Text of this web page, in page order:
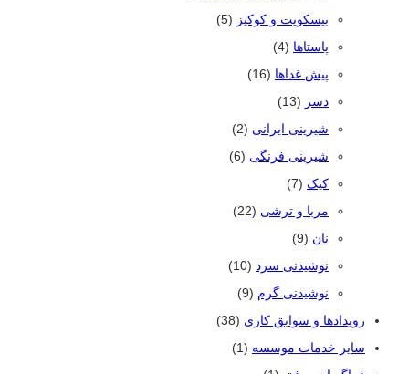
بیسکویت و کوکیز (5)
پاستاها (4)
پیش غداها (16)
دسر (13)
شیرینی ایرانی (2)
شیرینی فرنگی (6)
کیک (7)
مربا و ترشی (22)
نان (9)
نوشیدنی سرد (10)
نوشیدنی گرم (9)
رویدادها و سوابق کاری (38)
سایر خدمات موسسه (1)